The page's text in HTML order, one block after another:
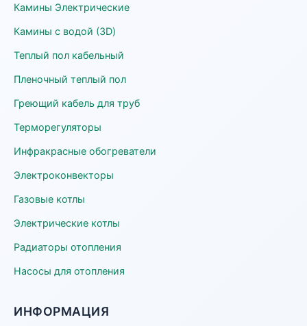
Камины Электрические
Камины с водой (3D)
Теплый пол кабельный
Пленочный теплый пол
Греющий кабель для труб
Терморегуляторы
Инфракрасные обогреватели
Электроконвекторы
Газовые котлы
Электрические котлы
Радиаторы отопления
Насосы для отопления
ИНФОРМАЦИЯ